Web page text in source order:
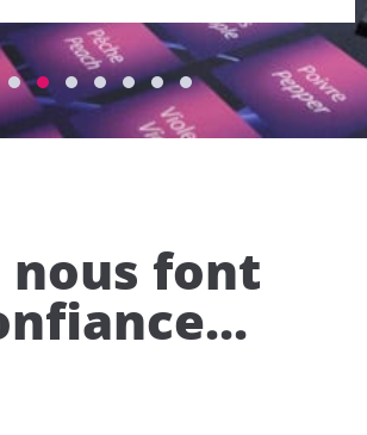
1 2 3 5 6 7
nous font